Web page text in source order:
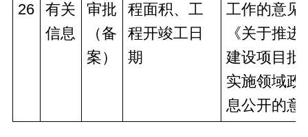
26
有关
信息
审批
（备
案）
程面积、工
程开竣工日
期
工作的意见
《关于推进
建设项目批
实施领域政
息公开的意